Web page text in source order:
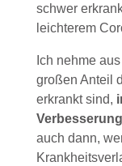
schwer
leichterem
Ich nehme
großen Anteil
erkrankt sind,
auch dann,